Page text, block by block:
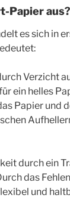
Papier aus?
es sich in
Verzicht
ein helles
Papier und
durch ein
das
und